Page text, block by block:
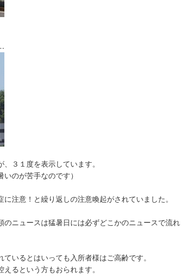
３１度を表示しています。
のが苦手なのです）
注意！と繰り返しの注意喚起がされていました。
ニュースは猛暑日には必ずどこかのニュースで流れ
いるとはいっても入所者様はご高齢です。
るという方もおられます。